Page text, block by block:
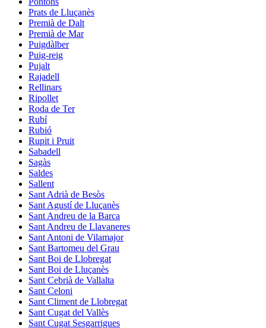
Prats de Lluçanès
Premià de Dalt
Premià de Mar
Puigdàlber
Puig-reig
Pujalt
Rajadell
Rellinars
Ripollet
Roda de Ter
Rubí
Rubió
Rupit i Pruit
Sabadell
Sagàs
Saldes
Sallent
Sant Adrià de Besòs
Sant Agustí de Lluçanès
Sant Andreu de la Barca
Sant Andreu de Llavaneres
Sant Antoni de Vilamajor
Sant Bartomeu del Grau
Sant Boi de Llobregat
Sant Boi de Lluçanès
Sant Cebrià de Vallalta
Sant Celoni
Sant Climent de Llobregat
Sant Cugat del Vallès
Sant Cugat Sesgarrigues